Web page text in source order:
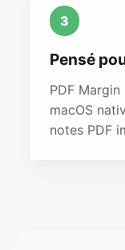
3
Pensé
PDF
macOS
notes PDF